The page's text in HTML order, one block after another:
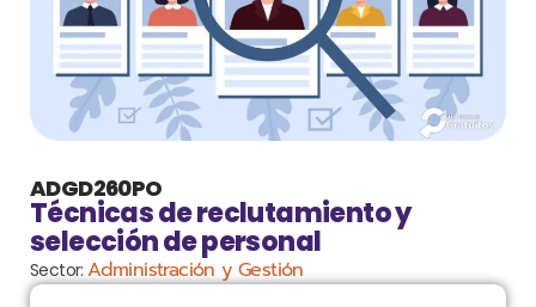
ADGD260PO
Técnicas de reclutamiento y
selección de personal
Sector:Administración y Gestión